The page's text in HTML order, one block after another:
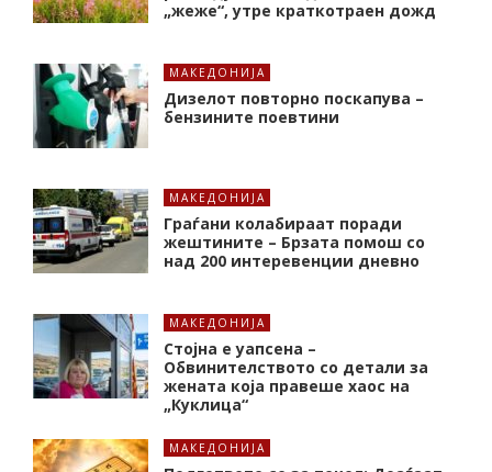
„жеже“, утре краткотраен дожд
МАКЕДОНИЈА
Дизелот повторно поскапува –
бензините поевтини
МАКЕДОНИЈА
Граѓани колабираат поради
жештините – Брзата помош со
над 200 интеревенции дневно
МАКЕДОНИЈА
Стојна е уапсена –
Обвинителството со детали за
жената која правеше хаос на
„Куклица“
МАКЕДОНИЈА